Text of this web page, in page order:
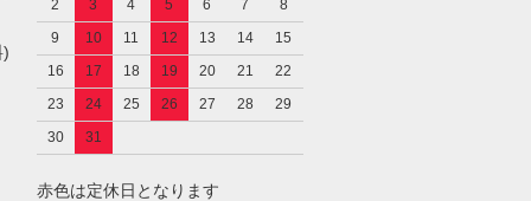
)
2
3 4 5 6 7
8
9
10 11 12 13 14
15
16
17 18 19 20 21
22
23
24 25 26 27 28
29
30
31
赤色は定休日となります